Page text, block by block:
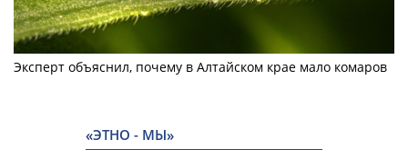
Эксперт объяснил, почему в Алтайском крае мало комаров
«ЭТНО - МЫ»